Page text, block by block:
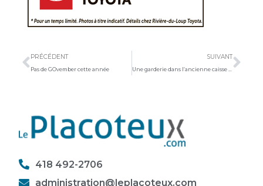
PRÉCÉDENT
Pas de GOvember cette année
SUIVANT
418 492-2706
administration@leplacoteux.com